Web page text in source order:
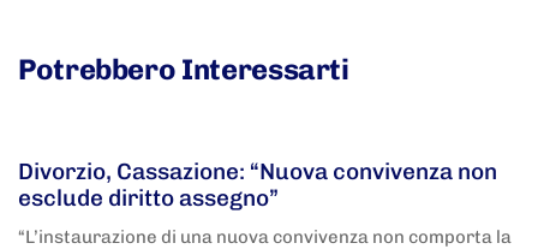
Potrebbero Interessarti
Divorzio, Cassazione: “Nuova convivenza non
esclude diritto assegno”
“L’instaurazione di una nuova convivenza non comporta la